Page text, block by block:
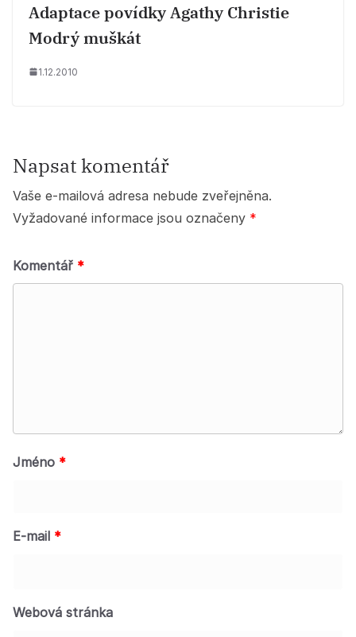
Adaptace povídky Agathy Christie
Modrý muškát
1.12.2010
Napsat komentář
Vaše e-mailová adresa nebude zveřejněna.
Vyžadované informace jsou označeny *
Komentář *
Jméno *
E-mail *
Webová stránka